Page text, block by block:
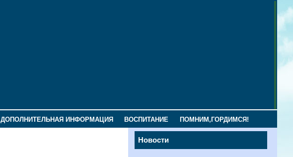
ДОПОЛНИТЕЛЬНАЯ ИНФОРМАЦИЯ ВОСПИТАНИЕ ПОМНИМ,ГОРДИМСЯ!
Новости